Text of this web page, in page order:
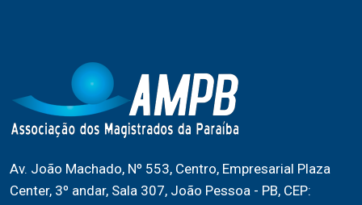
Av. João Machado, Nº 553, Centro, Empresarial Plaza
Center, 3º andar, Sala 307, João Pessoa - PB, CEP: